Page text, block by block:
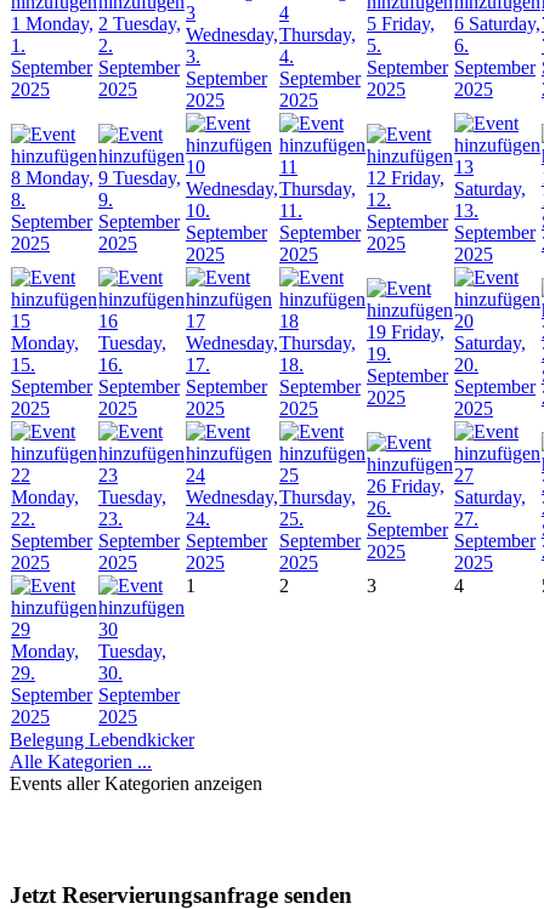
1 Monday,
1.
September
2025
2 Tuesday,
2.
September
2025
3
Wednesday,
3.
September
2025
4
Thursday,
4.
September
2025
5 Friday,
5.
September
2025
6 Saturday,
6.
September
2025
8 Monday,
8.
September
2025
9 Tuesday,
9.
September
2025
10
Wednesday,
10.
September
2025
11
Thursday,
11.
September
2025
12 Friday,
12.
September
2025
13
Saturday,
13.
September
2025
15
Monday,
15.
September
2025
16
Tuesday,
16.
September
2025
17
Wednesday,
17.
September
2025
18
Thursday,
18.
September
2025
19 Friday,
19.
September
2025
20
Saturday,
20.
September
2025
22
Monday,
22.
September
2025
23
Tuesday,
23.
September
2025
24
Wednesday,
24.
September
2025
25
Thursday,
25.
September
2025
26 Friday,
26.
September
2025
27
Saturday,
27.
September
2025
29
Monday,
29.
September
2025
30
Tuesday,
30.
September
2025
1 2 3 4
Belegung Lebendkicker
Alle Kategorien ...
Events aller Kategorien anzeigen
Jetzt Reservierungsanfrage senden